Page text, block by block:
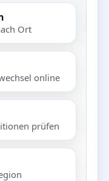
Ort
online
prüfen